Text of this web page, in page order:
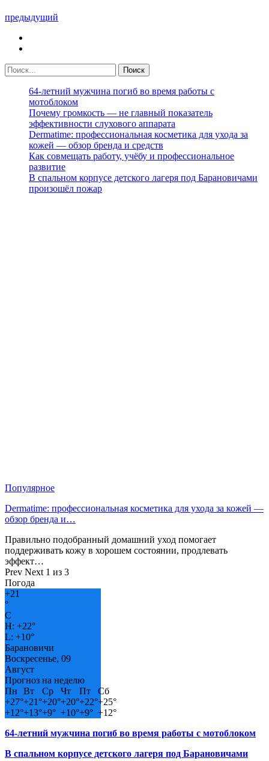
предыдущий
64-летний мужчина погиб во время работы с
мотоблоком
Почему громкость — не главный показатель
эффективности слухового аппарата
Dermatime: профессиональная косметика для ухода за
кожей — обзор бренда и средств
Как совмещать работу, учёбу и профессиональное
развитие
В спальном корпусе детского лагеря под Барановичами
произошёл пожар
Популярное
Dermatime: профессиональная косметика для ухода за кожей —
обзор бренда и…
Правильно подобранный домашний уход помогает
поддерживать кожу в хорошем состоянии, продлевать
эффект…
Prev Next 1 из 3
Погода
+21
°
C
H: +22°
L: +10°
Барановичи
Воскресенье, 09
Август
Прогноз на неделю
Пн
Вт Ср Чт Пт
Сб
+27°+21°+20°+20°+22°+25°
+12°+13°+9° +10°+9° +12°
64-летний мужчина погиб во время работы с мотоблоком
В спальном корпусе детского лагеря под Барановичами